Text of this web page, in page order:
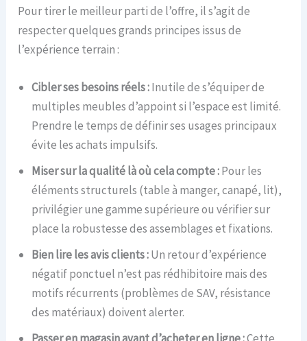
Pour tirer le meilleur parti de l’offre, il s’agit de
respecter quelques grands principes issus de
l’expérience terrain :
Cibler ses besoins réels :Inutile de s’équiper de
multiples meubles d’appoint si l’espace est limité.
Prendre le temps de définir ses usages principaux
évite les achats impulsifs.
Miser sur la qualité là où cela compte :Pour les
éléments structurels (table à manger, canapé, lit),
privilégier une gamme supérieure ou vérifier sur
place la robustesse des assemblages et fixations.
Bien lire les avis clients :Un retour d’expérience
négatif ponctuel n’est pas rédhibitoire mais des
motifs récurrents (problèmes de SAV, résistance
des matériaux) doivent alerter.